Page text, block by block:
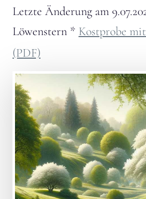
Letzte Änderung am
Löwenstern * Kostprobe
(PDF)